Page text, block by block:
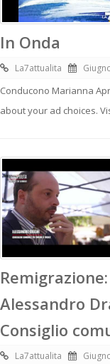
In Onda
La7attualita
Conducono Marianna
about your ad choices.
Alessandro
Consiglio
La7attualita